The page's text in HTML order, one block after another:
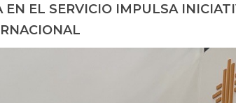
EL SERVICIO IMPULSA